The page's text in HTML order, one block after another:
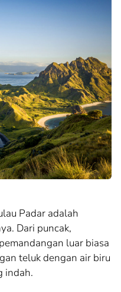
Padar adalah
Dari puncak,
luar biasa
teluk dengan air biru
indah.